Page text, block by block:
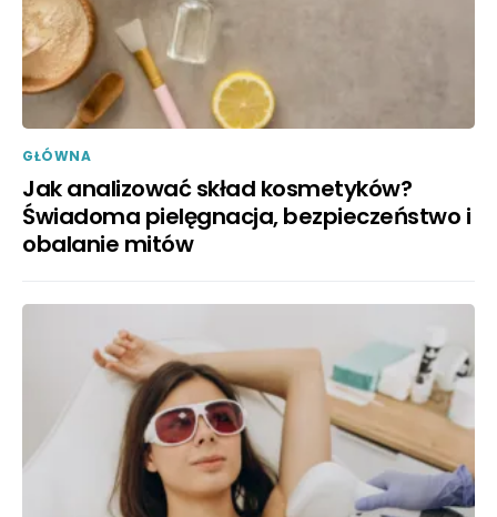
GŁÓWNA
Jak analizować skład kosmetyków?
Świadoma pielęgnacja, bezpieczeństwo i
obalanie mitów